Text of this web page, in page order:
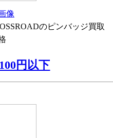
像
のピンバッジ買取